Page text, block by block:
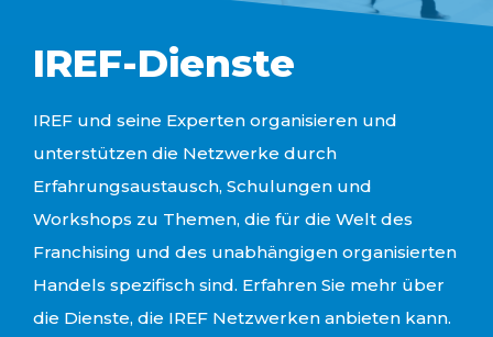
IREF-Dienste
IREF und seine Experten organisieren und
unterstützen die Netzwerke durch
Erfahrungsaustausch, Schulungen und
Workshops zu Themen, die für die Welt des
Franchising und des unabhängigen organisierten
Handels spezifisch sind. Erfahren Sie mehr über
die Dienste, die IREF Netzwerken anbieten kann.